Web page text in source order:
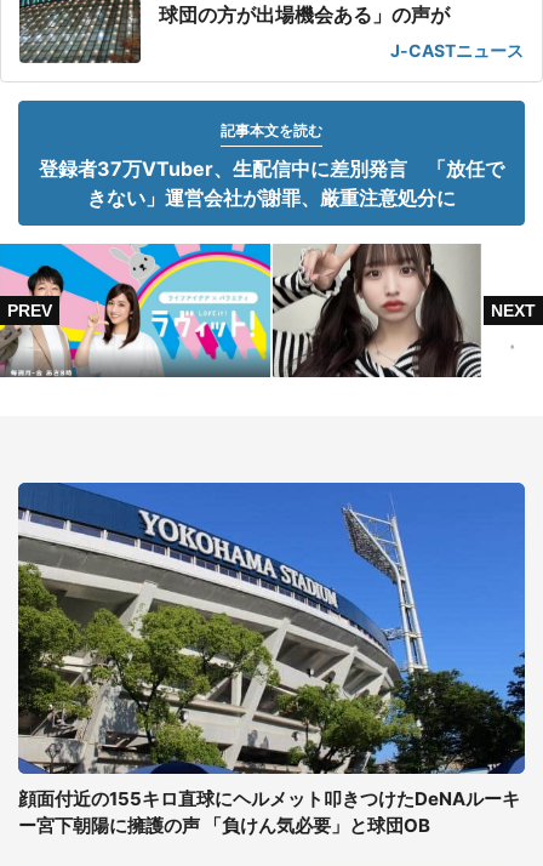
球団の方が出場機会ある」の声が
J-CASTニュース
記事本文を読む
登録者37万VTuber、生配信中に差別発言 「放任で
きない」運営会社が謝罪、厳重注意処分に
顔面付近の155キロ直球にヘルメット叩きつけたDeNAルーキ
ー宮下朝陽に擁護の声 「負けん気必要」と球団OB